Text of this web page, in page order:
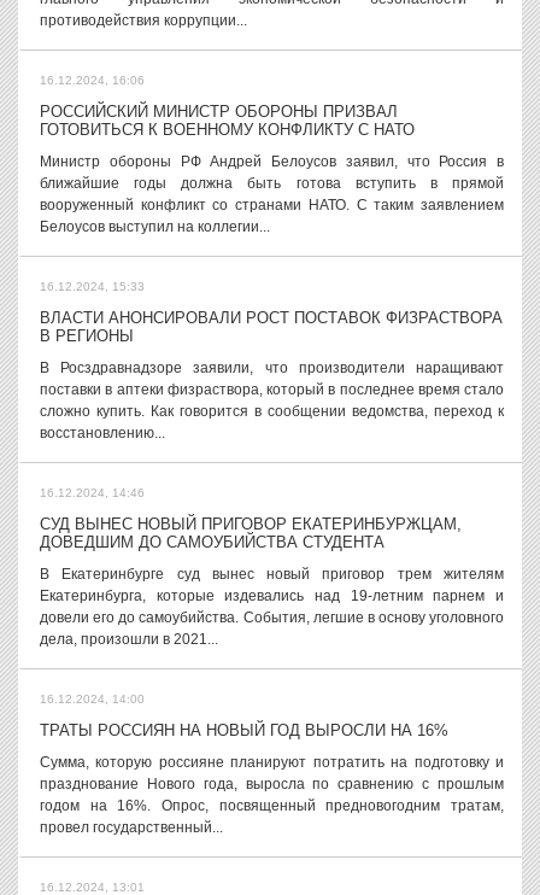
противодействия коррупции...
16.12.2024, 16:06
РОССИЙСКИЙ МИНИСТР ОБОРОНЫ ПРИЗВАЛ
ГОТОВИТЬСЯ К ВОЕННОМУ КОНФЛИКТУ С НАТО
Министр обороны РФ Андрей Белоусов заявил, что Россия в
ближайшие годы должна быть готова вступить в прямой
вооруженный конфликт со странами НАТО. С таким заявлением
Белоусов выступил на коллегии...
16.12.2024, 15:33
ВЛАСТИ АНОНСИРОВАЛИ РОСТ ПОСТАВОК ФИЗРАСТВОРА
В РЕГИОНЫ
В Росздравнадзоре заявили, что производители наращивают
поставки в аптеки физраствора, который в последнее время стало
сложно купить. Как говорится в сообщении ведомства, переход к
восстановлению...
16.12.2024, 14:46
СУД ВЫНЕС НОВЫЙ ПРИГОВОР ЕКАТЕРИНБУРЖЦАМ,
ДОВЕДШИМ ДО САМОУБИЙСТВА СТУДЕНТА
В Екатеринбурге суд вынес новый приговор трем жителям
Екатеринбурга, которые издевались над 19-летним парнем и
довели его до самоубийства. События, легшие в основу уголовного
дела, произошли в 2021...
16.12.2024, 14:00
ТРАТЫ РОССИЯН НА НОВЫЙ ГОД ВЫРОСЛИ НА 16%
Сумма, которую россияне планируют потратить на подготовку и
празднование Нового года, выросла по сравнению с прошлым
годом на 16%. Опрос, посвященный предновогодним тратам,
провел государственный...
16.12.2024, 13:01